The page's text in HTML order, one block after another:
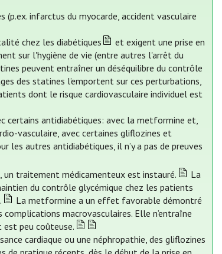
infarctus du myocarde, accident vasculaire
chez les diabétiques
et exigent une prise en
sur l'hygiène de vie (entre autres l'arrêt du
peuvent entraîner un déséquilibre du contrôle
des statines l’emportent sur ces perturbations,
dont le risque cardiovasculaire individuel est
certains antidiabétiques: avec la metformine et,
vasculaire, avec certaines gliflozines et
les autres antidiabétiques, il n’y a pas de preuves
traitement médicamenteux est instauré.
La
du contrôle glycémique chez les patients
La metformine a un effet favorable démontré
macrovasculaires. Elle n’entraîne
est peu coûteuse.
cardiaque ou une néphropathie, des gliflozines